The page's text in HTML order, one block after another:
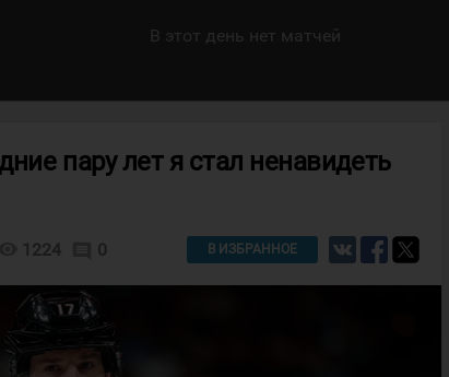
В этот день нет матчей
пару лет я стал ненавидеть
1224 0 В ИЗБРАННОЕ